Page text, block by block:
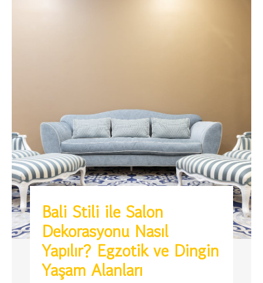
Bali Stili ile Salon
Dekorasyonu Nasıl
Yapılır? Egzotik ve Dingin
Yaşam Alanları